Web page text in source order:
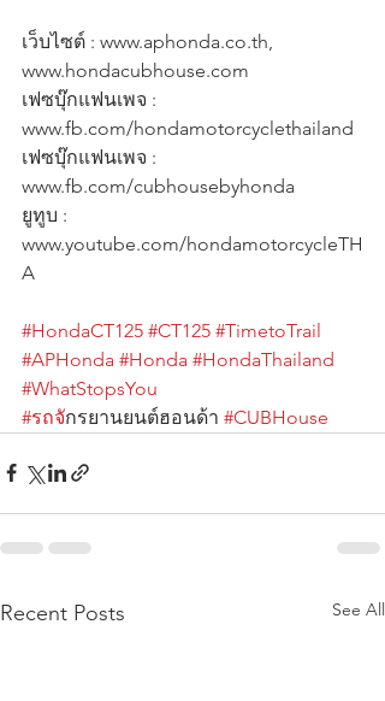
เว็บไซต์ : www.aphonda.co.th,
www.hondacubhouse.com
เฟซบุ๊กแฟนเพจ :
www.fb.com/hondamotorcyclethailand
เฟซบุ๊กแฟนเพจ :
www.fb.com/cubhousebyhonda
ยูทูบ :
www.youtube.com/hondamotorcycleTH
A
#HondaCT125 #CT125 #TimetoTrail
#APHonda #Honda #HondaThailand
#WhatStopsYou
#รถจักรยานยนต์ฮอนด้า #CUBHouse
Recent Posts See All